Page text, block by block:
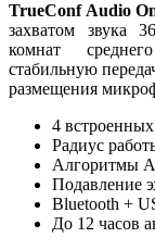
TrueConf Audio
захватом звука
комнат
стабильную
размещения
4
Радиус
Алгоритмы
Подавление
Bluetooth +
До 12 часов